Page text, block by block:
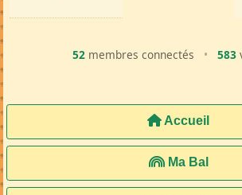
52 membres connectés • 583
Accueil
Ma Bal